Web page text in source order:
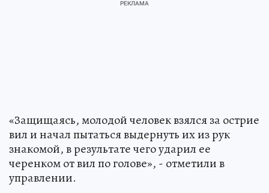
«Защищаясь, молодой человек взялся за острие
вил и начал пытаться выдернуть их из рук
знакомой, в результате чего ударил ее
черенком от вил по голове», - отметили в
управлении.